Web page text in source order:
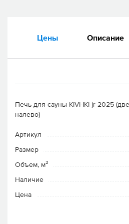
Цены Описание
Печь для сауны KIVI-IKI jr 2025
налево)
Артикул
Размер
Объем, м³
Наличие
Цена